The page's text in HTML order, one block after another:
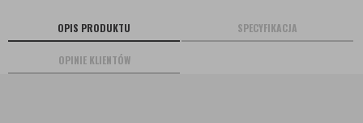
OPIS PRODUKTU SPECYFIKACJA
OPINIE KLIENTÓW